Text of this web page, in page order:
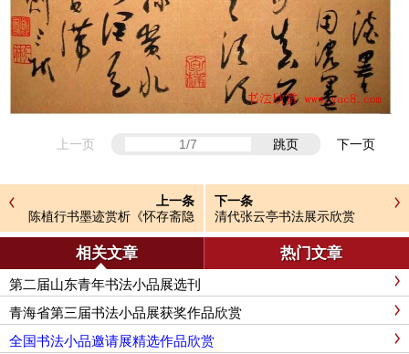
上一页 跳页 下一页
上一条
陈植行书墨迹赏析《怀存斋隐
君诗帖》
下一条
清代张云亭书法展示欣赏
相关文章 热门文章
第二届山东青年书法小品展选刊
青海省第三届书法小品展获奖作品欣赏
全国书法小品邀请展精选作品欣赏